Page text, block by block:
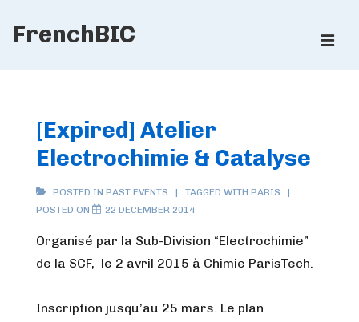
SkipFrenchBIC
[Expired] Atelier
Electrochimie & Catalyse
POSTED IN PAST EVENTS TAGGED WITH PARIS
POSTED ON
22 DECEMBER 2014
Organisé par la Sub-Division “Electrochimie”
de la SCF, le 2 avril 2015 à Chimie ParisTech.
Inscription jusqu’au 25 mars. Le plan